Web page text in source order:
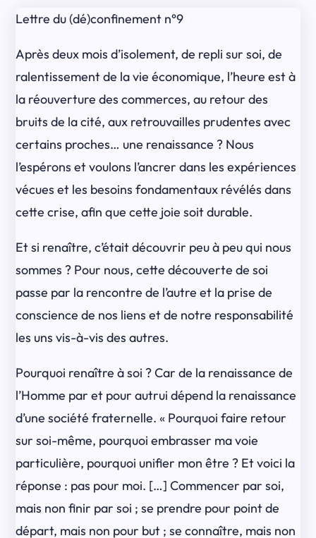
Lettre du (dé)confinement n°9
Après deux mois d’isolement, de repli sur soi, de
ralentissement de la vie économique, l’heure est à
la réouverture des commerces, au retour des
bruits de la cité, aux retrouvailles prudentes avec
certains proches… une renaissance ? Nous
l’espérons et voulons l’ancrer dans les expériences
vécues et les besoins fondamentaux révélés dans
cette crise, afin que cette joie soit durable.
Et si renaître, c’était découvrir peu à peu qui nous
sommes ? Pour nous, cette découverte de soi
passe par la rencontre de l’autre et la prise de
conscience de nos liens et de notre responsabilité
les uns vis-à-vis des autres.
Pourquoi renaître à soi ? Car de la renaissance de
l’Homme par et pour autrui dépend la renaissance
d’une société fraternelle. « Pourquoi faire retour
sur soi-même, pourquoi embrasser ma voie
particulière, pourquoi unifier mon être ? Et voici la
réponse : pas pour moi. […] Commencer par soi,
mais non finir par soi ; se prendre pour point de
départ, mais non pour but ; se connaître, mais non